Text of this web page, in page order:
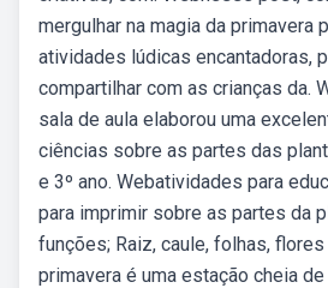
mergulhar na magia da primavera
atividades lúdicas encantadoras,
compartilhar com as crianças da.
sala de aula elaborou uma
ciências sobre as partes das
e 3º ano. Webatividades para
para imprimir sobre as partes da
funções; Raiz, caule, folhas,
primavera é uma estação cheia